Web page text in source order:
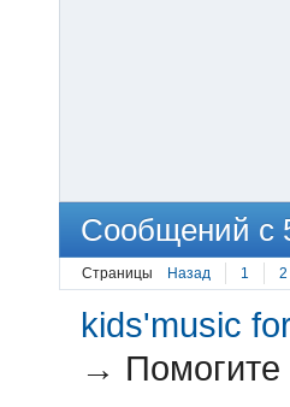
Сообщений с
Страницы Назад 1 2
kids'music
→ Помогите